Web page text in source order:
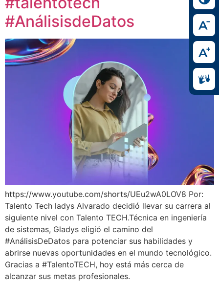
#AnálisisdeDatos
https://www.youtube.com/shorts/UEu2wA0LOV8 Por:
Talento Tech ladys Alvarado decidió llevar su carrera al
siguiente nivel con Talento TECH.Técnica en ingeniería
de sistemas, Gladys eligió el camino del
#AnálisisDeDatos para potenciar sus habilidades y
abrirse nuevas oportunidades en el mundo tecnológico.
Gracias a #TalentoTECH, hoy está más cerca de
alcanzar sus metas profesionales.